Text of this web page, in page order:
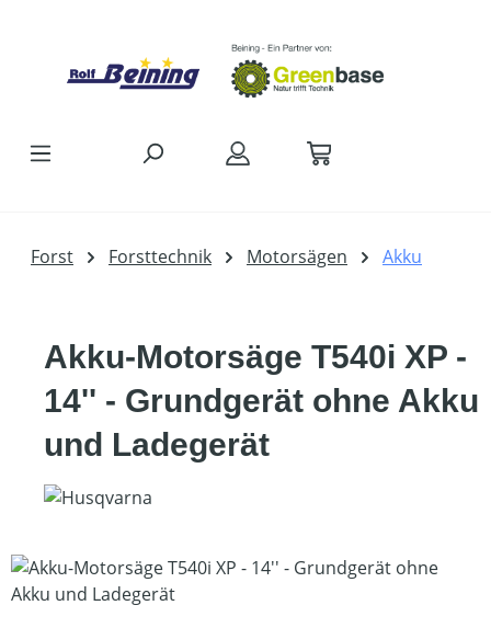
Forst Forsttechnik Motorsägen Akku
Akku-Motorsäge T540i XP -
14'' - Grundgerät ohne Akku
und Ladegerät
Bildergalerie überspringen